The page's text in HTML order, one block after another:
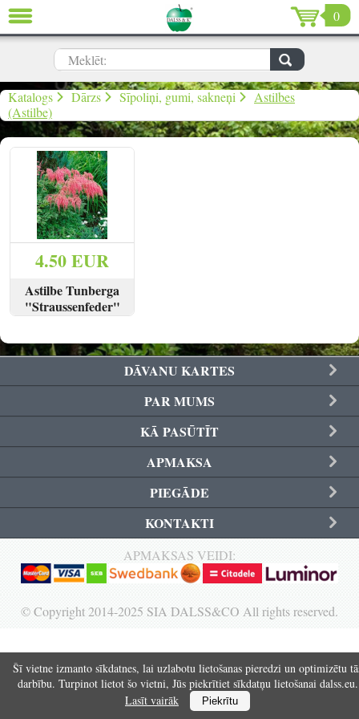
Šī vietne izmanto sīkdatnes, lai uzlabotu lietošanas pieredzi un optimizētu
darbību. Turpinot lietot šo vietni, Jūs piekrītiet sīkdatņu lietošanai dalss.eu.
Lasīt vairāk
Piekrītu
0
Meklēt:
Katalogs Dārzs Sīpoliņi, gumi, sakneņi
Astilbes
(Astilbe)
4.50 EUR
Astilbe Tunberga
"Straussenfeder"
DĀVANU KARTES
PAR MUMS
KĀ PASŪTĪT
APMAKSA
PIEGĀDE
KONTAKTI
APMAKSAS VEIDI:
© Copyright 2014-2025 SIA DALSS&CO All rights reserved.
AIZVĒRT
Dārzs (639)
Māja (198)
De Luxe (15)
Izpārdošana (59)
Ziemassvētki & Jaunais gads (96)
Ielogoties
Reģistrēties